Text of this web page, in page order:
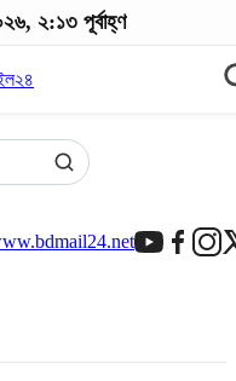
২:১৩ পূর্বাহ্ণ